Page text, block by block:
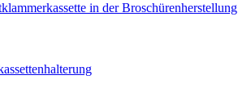
in der Broschürenherstellung